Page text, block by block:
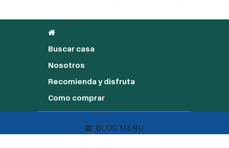
Buscar casa
Nosotros
Recomienda y disfruta
Como comprar
BLOG MENU